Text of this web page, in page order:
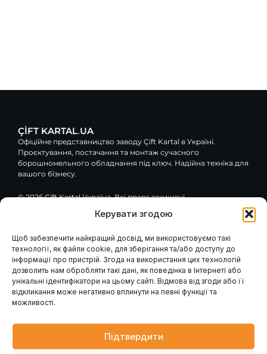
Керувати згодою
Щоб забезпечити найкращий досвід, ми використовуємо такі
технології, як файли cookie, для зберігання та/або доступу до
інформації про пристрій. Згода на використання цих технологій
дозволить нам обробляти такі дані, як поведінка в Інтернеті або
унікальні ідентифікатори на цьому сайті. Відмова від згоди або її
відкликання може негативно вплинути на певні функції та
можливості.
Підтвердити
ÇİFT KARTAL.UA
Офіційне представництво заводу Çift Kartal в Україні.
Проєктування, постачання та монтаж сучасного
борошномельного обладнання під ключ. Надійна техніка для
вашого бізнесу.
© 2026 Çift Kartal Україна. Всі права захищені.
c
e
b
o
o
k
-
f
u
t
u
b
e
o
g
l
e
Навігація
Каталог обладнання
Про компанію
Наші проєкти
Контакти
Головна
Клієнтам / Послуги
Гарантія та сервіс
Модернізація вашого
млина
Консультація інженера
Проєктування млинів
Контакти